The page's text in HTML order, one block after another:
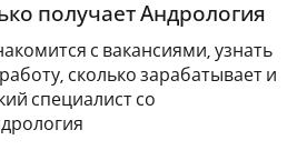
получает Андрология
с вакансиями, узнать
сколько зарабатывает и
специалист со